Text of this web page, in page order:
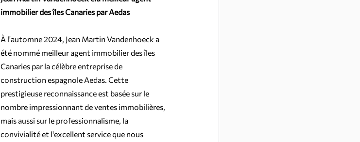
immobilier des îles Canaries par Aedas
À l'automne 2024, Jean Martin Vandenhoeck a
été nommé meilleur agent immobilier des îles
Canaries par la célèbre entreprise de
construction espagnole Aedas. Cette
prestigieuse reconnaissance est basée sur le
nombre impressionnant de ventes immobilières,
mais aussi sur le professionnalisme, la
convivialité et l'excellent service que nous